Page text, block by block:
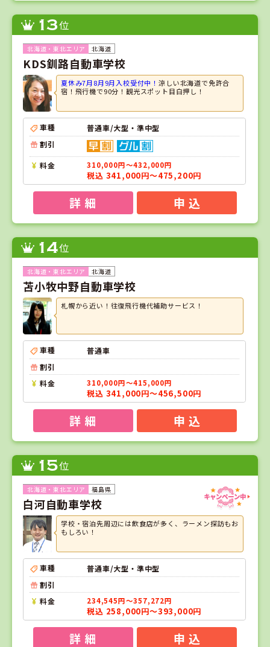
13位
北海道
KDS釧路自動車学校
夏休み7月8月9月入校受付中！涼しい北海道で免許合
宿！飛行機で90分！観光スポット目白押し！
車種
普通車/大型・準中型
割引
料金 310,000円～432,000円
税込 341,000円～475,200円
詳 細 申 込
14位
北海道
苫小牧中野自動車学校
札幌から近い！往復飛行機代補助サービス！
車種
普通車
割引
料金
310,000円～415,000円
税込 341,000円～456,500円
詳 細 申 込
15位
福島県
白河自動車学校
学校・宿泊先周辺には飲食店が多く、ラーメン探訪もお
もしろい！
車種
普通車/大型・準中型
割引
料金
234,545円～357,272円
税込 258,000円～393,000円
詳 細 申 込